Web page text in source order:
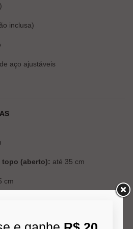
inclusa)
aço ajustáveis
topo (aberto): até 35 cm
cm